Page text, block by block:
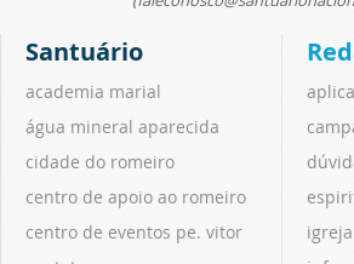
Santuário
academia marial
água mineral aparecida
cidade do romeiro
centro de apoio ao romeiro
centro de eventos pe. vitor
igreja